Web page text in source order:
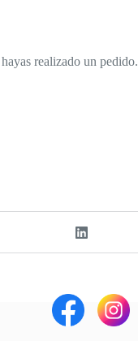
realizado un pedido.